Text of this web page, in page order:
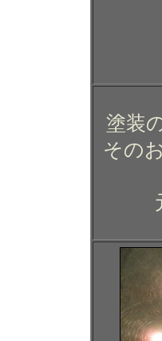
塗装
その